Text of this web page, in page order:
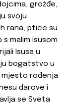
grožđe,
svoju
rana, ptice su
malim Isusom
Isusa u
bogatstvo u
mjesto rođenja
darove i
se Sveta